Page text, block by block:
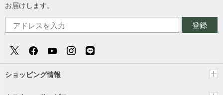
お届けします。
登録
ショッピング情報